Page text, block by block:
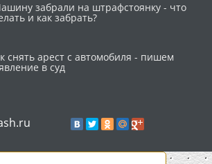
забрали на штрафстоянку - что
и как забрать?
снять арест с автомобиля - пишем
в суд